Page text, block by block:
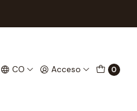
CO Acceso 0